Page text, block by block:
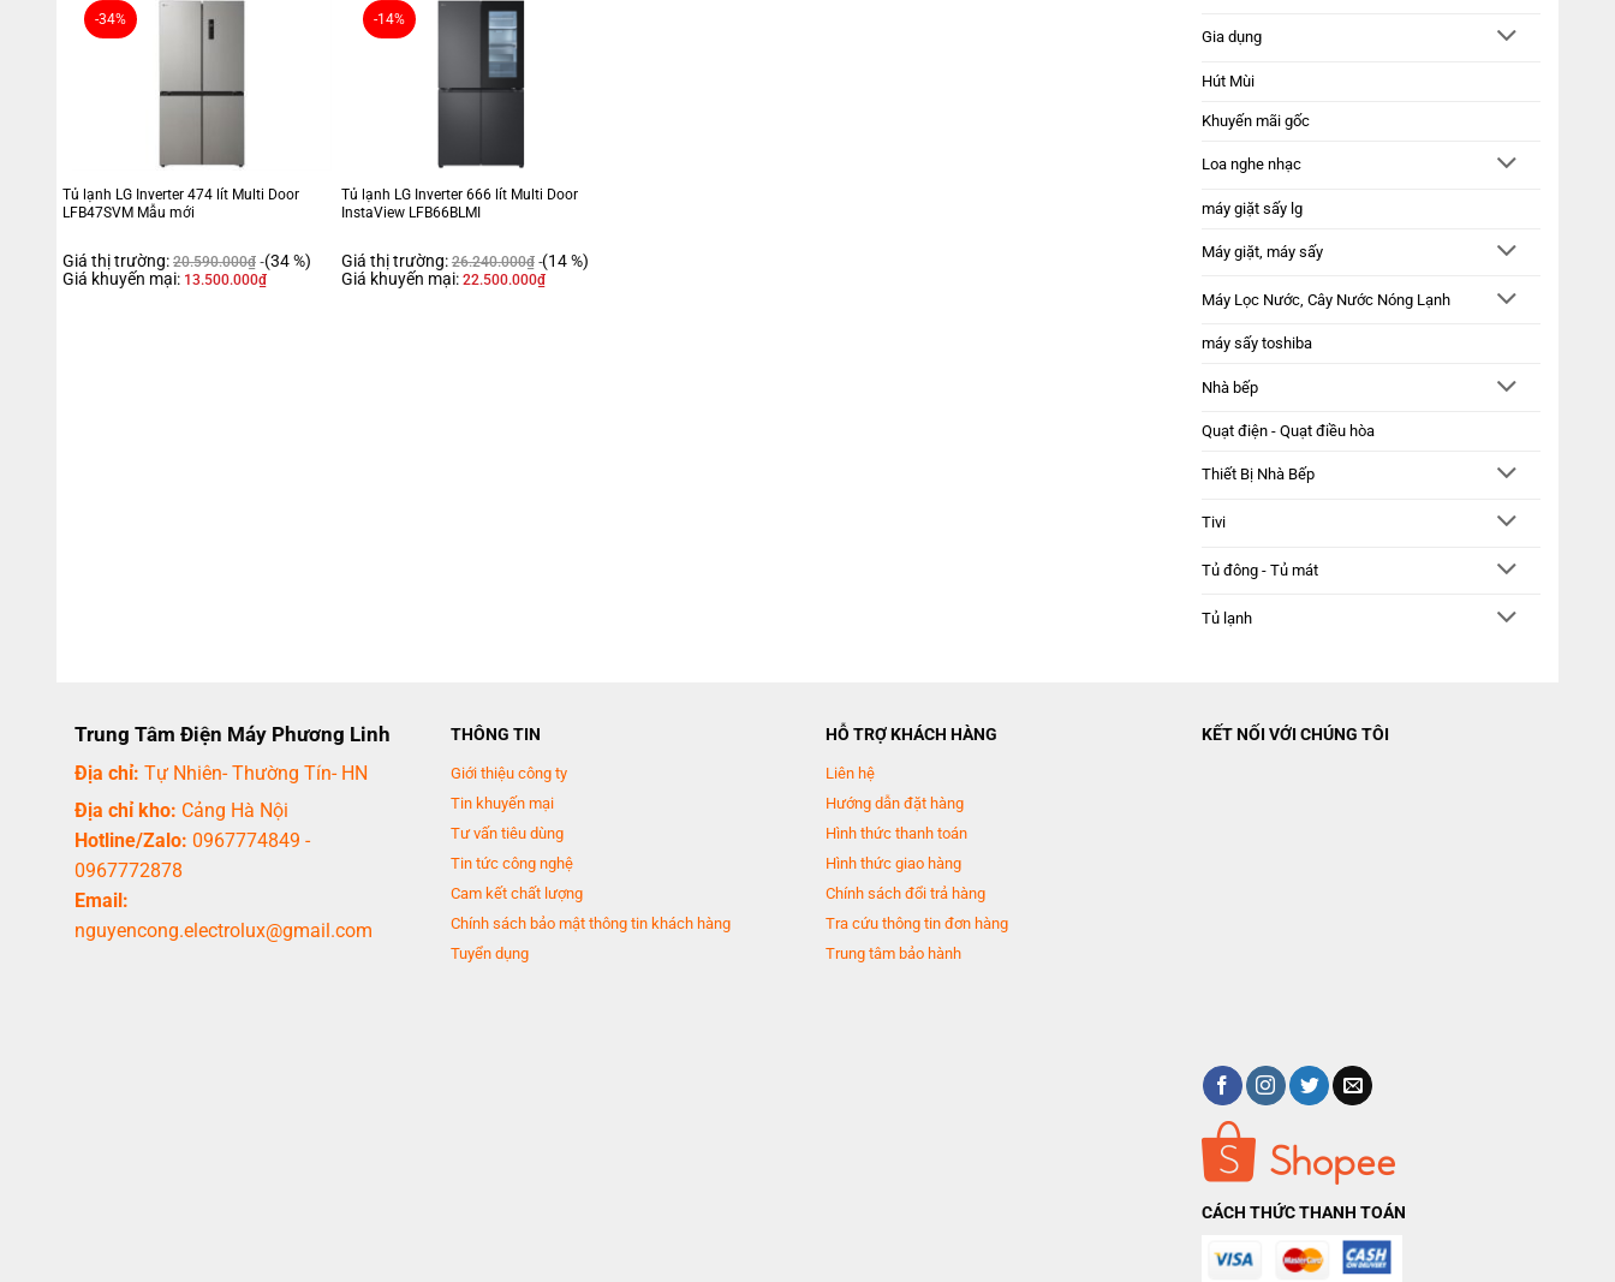
-34%
Tủ lạnh LG Inverter 474 lít Multi Door
LFB47SVM Mẫu mới
Giá thị trường: 20.590.000₫ (34 %)
Giá khuyến mại: 13.500.000₫
-14%
Tủ lạnh LG Inverter 666 lít Multi Door
InstaView LFB66BLMI
Giá thị trường: 26.240.000₫ (14 %)
Giá khuyến mại: 22.500.000₫
Gia dụng
Hút Mùi
Khuyến mãi gốc
Loa nghe nhạc
máy giặt sấy lg
Máy giặt, máy sấy
Máy Lọc Nước, Cây Nước Nóng Lạnh
máy sấy toshiba
Nhà bếp
Quạt điện - Quạt điều hòa
Thiết Bị Nhà Bếp
Tivi
Tủ đông - Tủ mát
Tủ lạnh
Trung Tâm Điện Máy Phương Linh
Địa chỉ: Tự Nhiên- Thường Tín- HN
Địa chỉ kho: Cảng Hà Nội
Hotline/Zalo: 0967774849 -
0967772878
Email:
nguyencong.electrolux@gmail.com
THÔNG TIN
Giới thiệu công ty
Tin khuyến mại
Tư vấn tiêu dùng
Tin tức công nghệ
Cam kết chất lượng
Chính sách bảo mật thông tin khách hàng
Tuyển dụng
HỖ TRỢ KHÁCH HÀNG
Liên hệ
Hướng dẫn đặt hàng
Hình thức thanh toán
Hình thức giao hàng
Chính sách đổi trả hàng
Tra cứu thông tin đơn hàng
Trung tâm bảo hành
KẾT NỐI VỚI CHÚNG TÔI
CÁCH THỨC THANH TOÁN